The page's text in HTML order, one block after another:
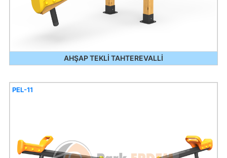
AHŞAP TEKLİ TAHTEREVALLİ
PEL-11